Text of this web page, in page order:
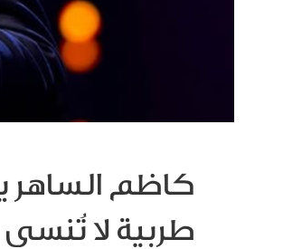
كاظم
طربية لا تُنسى